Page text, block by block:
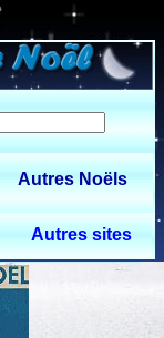
Autres Noëls
Autres sites